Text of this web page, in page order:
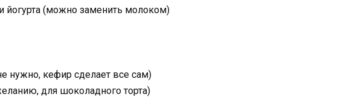
йогурта (можно заменить молоком)
нужно, кефир сделает все сам)
для шоколадного торта)